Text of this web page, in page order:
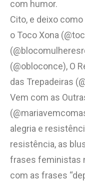
com humor.
Cito, e deixo
o Toco Xona
(@obloconce), O
das Trepadeiras
Vem com as
alegria e
resistência, as
frases feministas
com as frases